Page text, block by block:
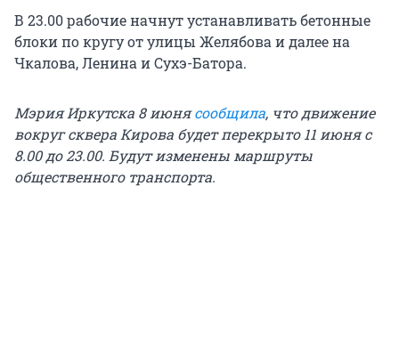
В 23.00 рабочие начнут устанавливать бетонные
блоки по кругу от улицы Желябова и далее на
Чкалова, Ленина и Сухэ-Батора.
Мэрия Иркутска 8 июнясообщила, что движение
вокруг сквера Кирова будет перекрыто 11 июня с
8.00 до 23.00. Будут изменены маршруты
общественного транспорта.